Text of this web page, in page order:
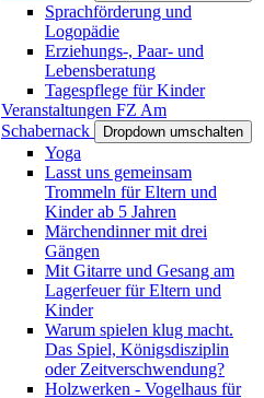
Sprachförderung und
Logopädie
Erziehungs-, Paar- und
Lebensberatung
Tagespflege für Kinder
Veranstaltungen FZ Am
Schabernack
Dropdown umschalten
Yoga
Lasst uns gemeinsam
Trommeln für Eltern und
Kinder ab 5 Jahren
Märchendinner mit drei
Gängen
Mit Gitarre und Gesang am
Lagerfeuer für Eltern und
Kinder
Warum spielen klug macht.
Das Spiel, Königsdisziplin
oder Zeitverschwendung?
Holzwerken - Vogelhaus für